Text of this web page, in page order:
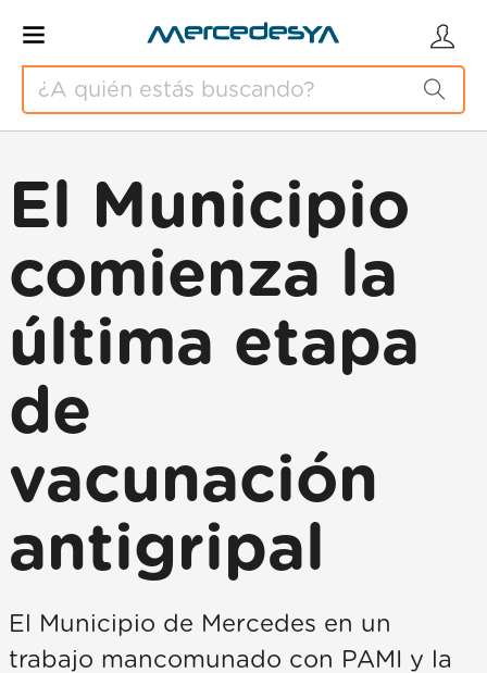
El Municipio
comienza la
última etapa
de
vacunación
antigripal
El Municipio de Mercedes en un
trabajo mancomunado con PAMI y la